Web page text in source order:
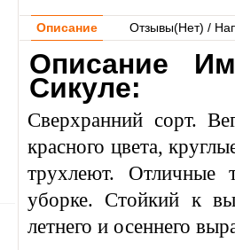
Описание Отзывы(Нет) /
Описание
Сикуле:
Сверхранний сорт.
красного цвета,
трухлеют. Отличные
уборке. Стойкий к
летнего и осеннего